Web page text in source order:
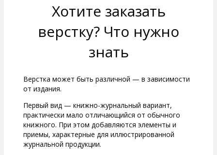
Хотите заказать
верстку? Что нужно
знать
Верстка может быть различной — в зависимости
от издания.
Первый вид — книжно-журнальный вариант,
практически мало отличающийся от обычного
книжного. При этом добавляются элементы и
приемы, характерные для иллюстрированной
журнальной продукции.